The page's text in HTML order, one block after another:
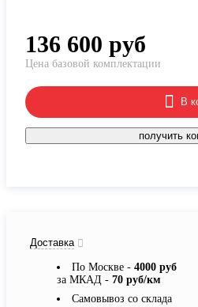
136 600 руб
Цена базовой комплектации
В
получить
Доставка
По Москве - 4000 руб
за МКАД - 70 руб/км
Самовывоз со склада